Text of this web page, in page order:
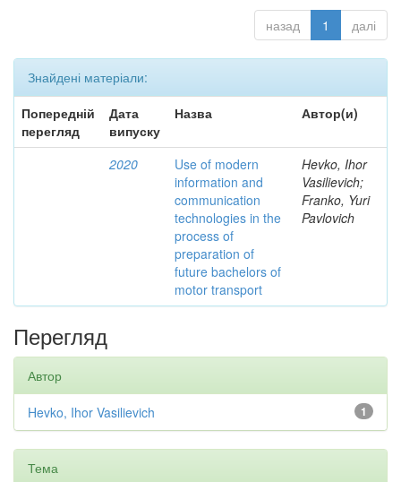
назад 1 далі
Знайдені матеріали:
Попередній
перегляд
Дата
випуску
Назва Автор(и)
2020
Use of modern
information and
communication
technologies in the
process of
preparation of
future bachelors of
motor transport
Hevko, Ihor
Vasilievich;
Franko, Yuri
Pavlovich
Перегляд
Автор
1
Hevko, Ihor Vasilievich
Тема